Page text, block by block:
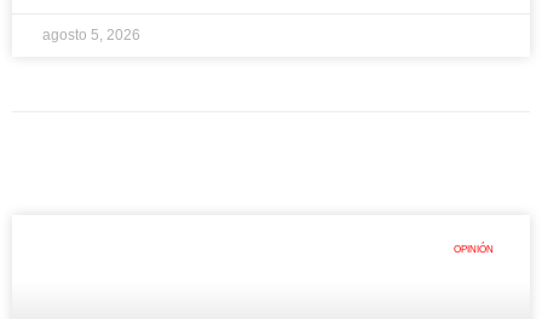
agosto 5, 2026
OPINIÓN